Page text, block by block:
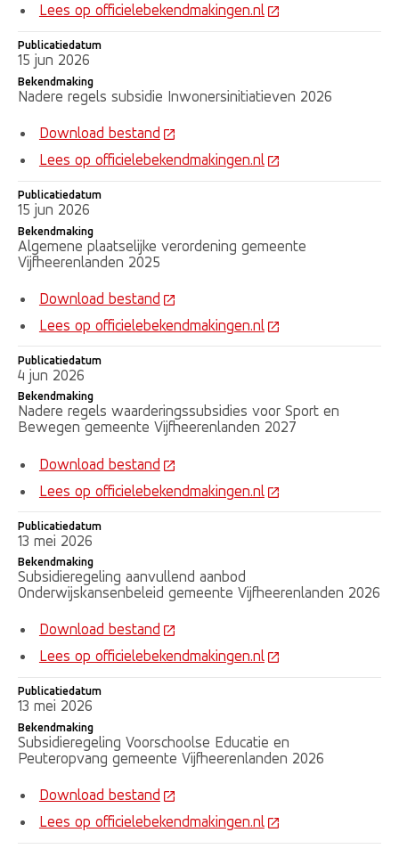
Lees op officielebekendmakingen.nl
Publicatiedatum
15 jun 2026
Bekendmaking
Nadere regels subsidie Inwonersinitiatieven 2026
Download bestand
Lees op officielebekendmakingen.nl
Publicatiedatum
15 jun 2026
Bekendmaking
Algemene plaatselijke verordening gemeente
Vijfheerenlanden 2025
Download bestand
Lees op officielebekendmakingen.nl
Publicatiedatum
4 jun 2026
Bekendmaking
Nadere regels waarderingssubsidies voor Sport en
Bewegen gemeente Vijfheerenlanden 2027
Download bestand
Lees op officielebekendmakingen.nl
Publicatiedatum
13 mei 2026
Bekendmaking
Subsidieregeling aanvullend aanbod
Onderwijskansenbeleid gemeente Vijfheerenlanden 2026
Download bestand
Lees op officielebekendmakingen.nl
Publicatiedatum
13 mei 2026
Bekendmaking
Subsidieregeling Voorschoolse Educatie en
Peuteropvang gemeente Vijfheerenlanden 2026
Download bestand
Lees op officielebekendmakingen.nl